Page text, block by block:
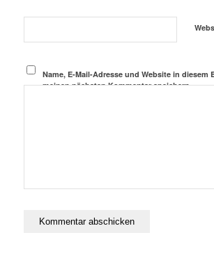
Name, E-Mail-Adresse und Website in diesem
meinen nächsten Kommentar speichern.